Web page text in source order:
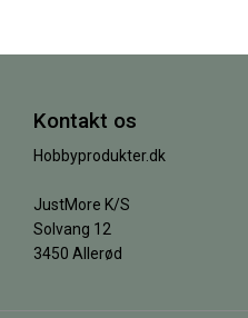
Kontakt os
Hobbyprodukter.dk
JustMore K/S
Solvang 12
3450 Allerød